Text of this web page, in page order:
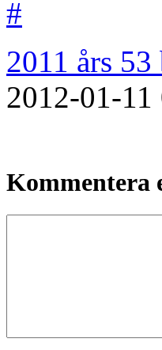
#
2011 års 53
2012-01-11
Kommentera